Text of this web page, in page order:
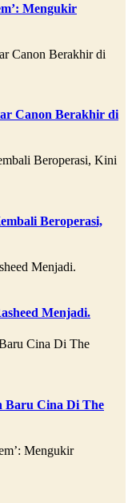
Mengukir
Canon Berakhir di
Beroperasi,
Menjadi.
Baru Cina Di The